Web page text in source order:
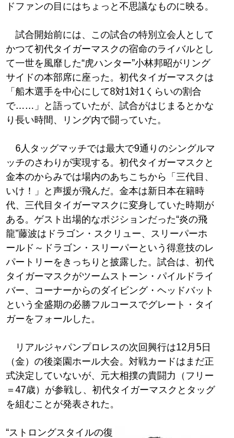
ドファンの目にはちょっと不思議なものに映る。
試合開始前には、この試合の特別立会人として
かつて初代タイガーマスクの宿命のライバルとし
て一世を風靡した“虎ハンター”小林邦昭がリング
サイドの本部席に座った。初代タイガーマスクは
「船木選手を中心にして8対1対1くらいの割合
で……」と語っていたが、試合がはじまるとかな
り長い時間、リング内で闘っていた。
6人タッグマッチでは最大で9通りのシングルマ
ッチのさわりが実現する。初代タイガーマスクと
金本のからみでは場内のあちこちから「三代目、
いけ！」と声援が飛んだ。金本は新日本在籍時
代、三代目タイガーマスクに変身していた時期が
ある。ゲスト出場的なポジションだった“炎の飛
龍”藤波はドラゴン・スクリュー、スリーパーホ
ールド～ドラゴン・スリーパーという得意技のレ
パートリーをきっちりと披露した。試合は、初代
タイガーマスクがツームストーン・パイルドライ
バー、コーナーからのダイビング・ヘッドバット
という全盛期の必勝フルコースでグレート・タイ
ガーをフォールした。
リアルジャパンプロレスの次回興行は12月5日
（金）の後楽園ホール大会。対戦カードはまだ正
式決定していないが、元大相撲の貴闘力（フリー
＝47歳）が参戦し、初代タイガーマスクとタッグ
を組むことが発表された。
“ストロングスタイルの復